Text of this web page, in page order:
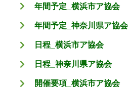
年間予定_横浜市ア協会
年間予定_神奈川県ア協会
日程_横浜市ア協会
日程_神奈川県ア協会
開催要項_横浜市ア協会